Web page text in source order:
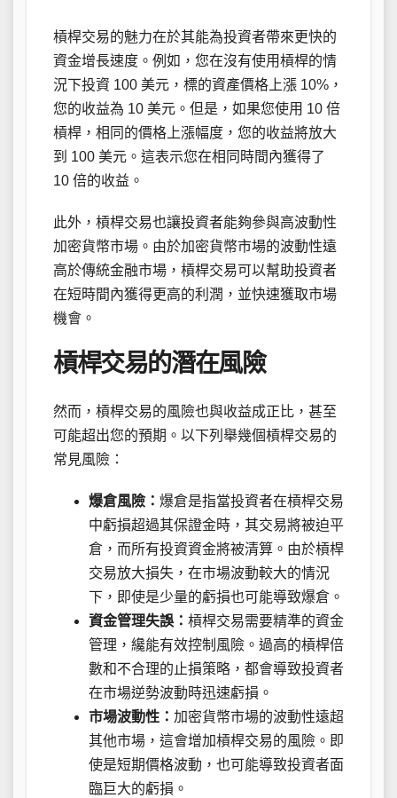
槓桿交易的魅力在於其能為投資者帶來更快的
資金增長速度。例如，您在沒有使用槓桿的情
況下投資 100 美元，標的資產價格上漲 10%，
您的收益為 10 美元。但是，如果您使用 10 倍
槓桿，相同的價格上漲幅度，您的收益將放大
到 100 美元。這表示您在相同時間內獲得了
10 倍的收益。
此外，槓桿交易也讓投資者能夠參與高波動性
加密貨幣市場。由於加密貨幣市場的波動性遠
高於傳統金融市場，槓桿交易可以幫助投資者
在短時間內獲得更高的利潤，並快速獲取市場
機會。
槓桿交易的潛在風險
然而，槓桿交易的風險也與收益成正比，甚至
可能超出您的預期。以下列舉幾個槓桿交易的
常見風險：
爆倉風險： 爆倉是指當投資者在槓桿交易
中虧損超過其保證金時，其交易將被迫平
倉，而所有投資資金將被清算。由於槓桿
交易放大損失，在市場波動較大的情況
下，即使是少量的虧損也可能導致爆倉。
資金管理失誤： 槓桿交易需要精準的資金
管理，纔能有效控制風險。過高的槓桿倍
數和不合理的止損策略，都會導致投資者
在市場逆勢波動時迅速虧損。
市場波動性： 加密貨幣市場的波動性遠超
其他市場，這會增加槓桿交易的風險。即
使是短期價格波動，也可能導致投資者面
臨巨大的虧損。